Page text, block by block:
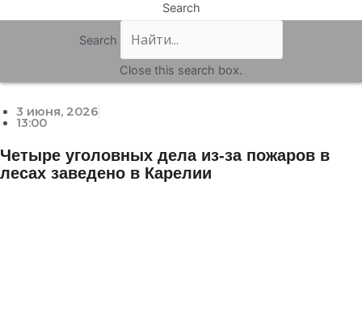
Search
Search
Close this search box.
3 июня, 2026
13:00
Четыре уголовных дела из-за пожаров в
лесах заведено в Карелии